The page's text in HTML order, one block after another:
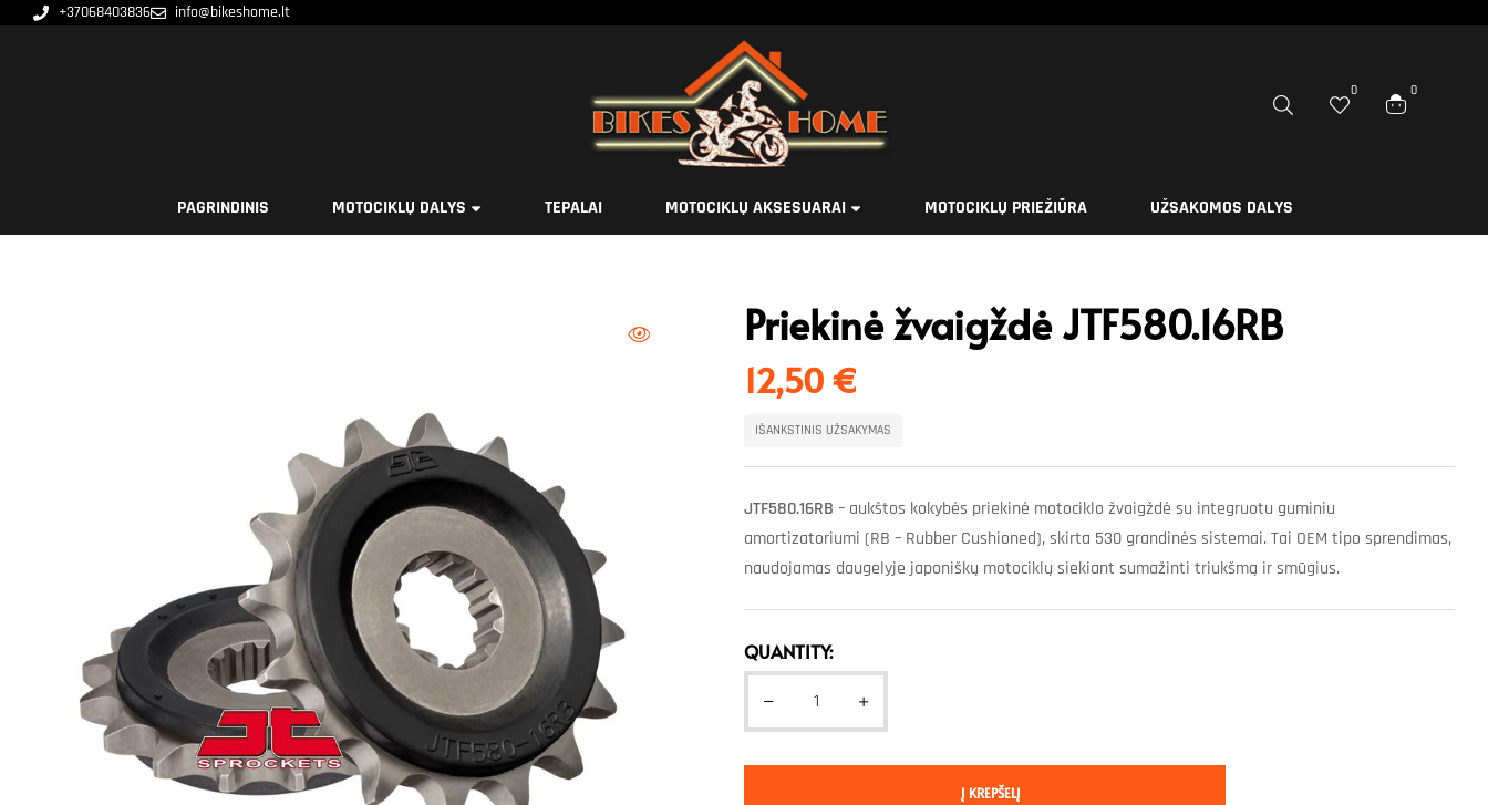
+37068403836 info@bikeshome.lt
0 0
PAGRINDINIS MOTOCIKLŲ DALYS TEPALAI MOTOCIKLŲ AKSESUARAI MOTOCIKLŲ PRIEŽIŪRA UŽSAKOMOS DALYS
Priekinė žvaigždė JTF580.16RB
12,50€
IŠANKSTINIS UŽSAKYMAS
JTF580.16RB – aukštos kokybės priekinė motociklo žvaigždė su integruotu guminiu
amortizatoriumi (RB – Rubber Cushioned), skirta 530 grandinės sistemai. Tai OEM tipo sprendimas,
naudojamas daugelyje japoniškų motociklų siekiant sumažinti triukšmą ir smūgius.
QUANTITY:
Į KREPŠELĮ